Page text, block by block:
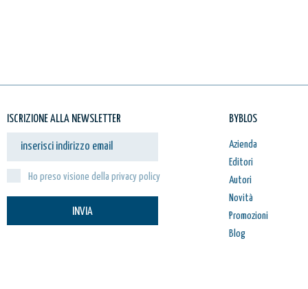
ISCRIZIONE ALLA NEWSLETTER
Ho preso visione della privacy policy
INVIA
BYBLOS
Azienda
Editori
Autori
Novità
Promozioni
Blog